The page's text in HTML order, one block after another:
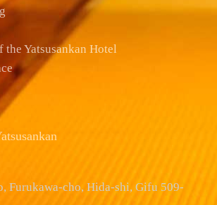
the Yatsusankan Hotel
Furukawa-cho, Hida-shi, Gifu 509-